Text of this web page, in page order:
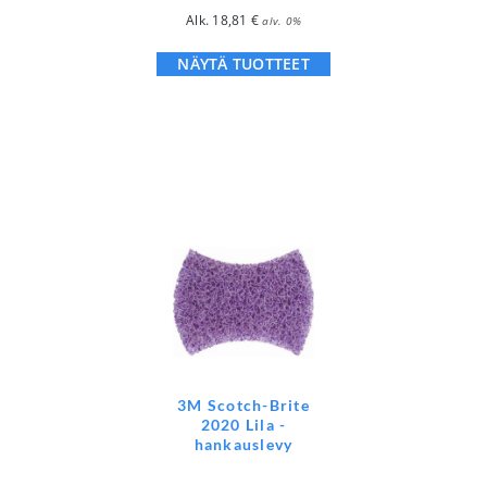
Alk. 18,81 € alv. 0%
NÄYTÄ TUOTTEET
3M Scotch-Brite
2020 Lila -
hankauslevy